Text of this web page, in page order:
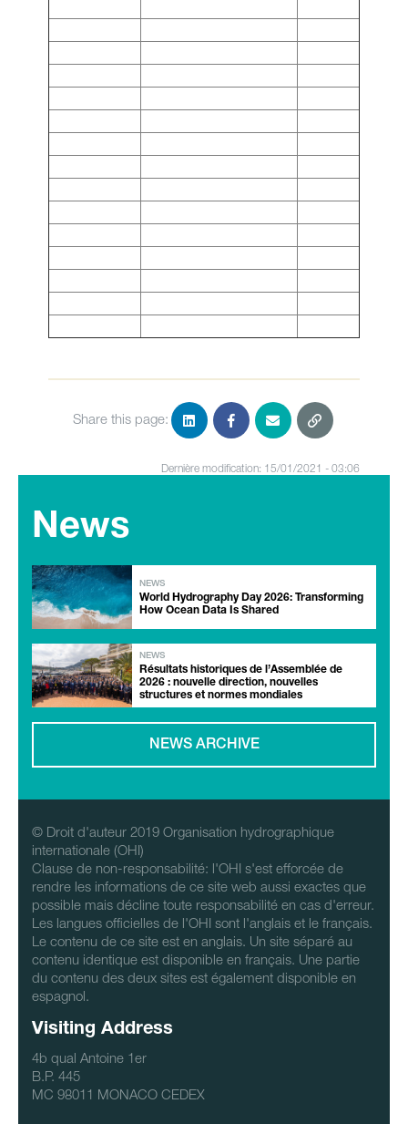
Share this page:
Dernière modification: 15/01/2021 - 03:06
News
NEWS
World Hydrography Day 2026: Transforming
How Ocean Data Is Shared
NEWS
Résultats historiques de l’Assemblée de
2026 : nouvelle direction, nouvelles
structures et normes mondiales
NEWS ARCHIVE
© Droit d'auteur 2019 Organisation hydrographique
internationale (OHI)
Clause de non-responsabilité: l'OHI s'est efforcée de
rendre les informations de ce site web aussi exactes que
possible mais décline toute responsabilité en cas d'erreur.
Les langues officielles de l'OHI sont l'anglais et le français.
Le contenu de ce site est en anglais. Un site séparé au
contenu identique est disponible en français. Une partie
du contenu des deux sites est également disponible en
espagnol.
Visiting Address
4b qual Antoine 1er
B.P. 445
MC 98011 MONACO CEDEX